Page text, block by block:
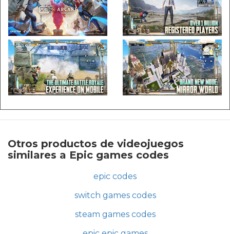
Otros productos de videojuegos
similares a Epic games codes
epic codes
switch games codes
steam games codes